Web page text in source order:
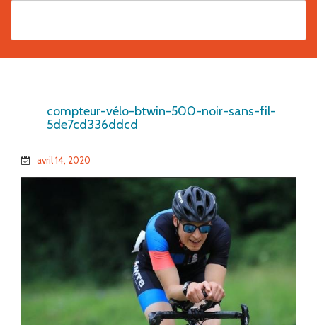
compteur-vélo-btwin-500-noir-sans-fil-
5de7cd336ddcd
avril 14, 2020